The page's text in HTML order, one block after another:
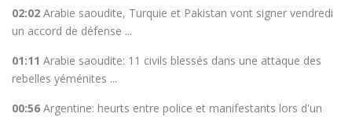
02:02 Arabie saoudite, Turquie et Pakistan vont signer vendredi
un accord de défense ...
01:11 Arabie saoudite: 11 civils blessés dans une attaque des
rebelles yéménites ...
00:56 Argentine: heurts entre police et manifestants lors d'un